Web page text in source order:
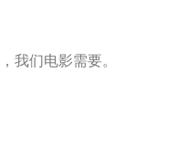
我们电影需要。